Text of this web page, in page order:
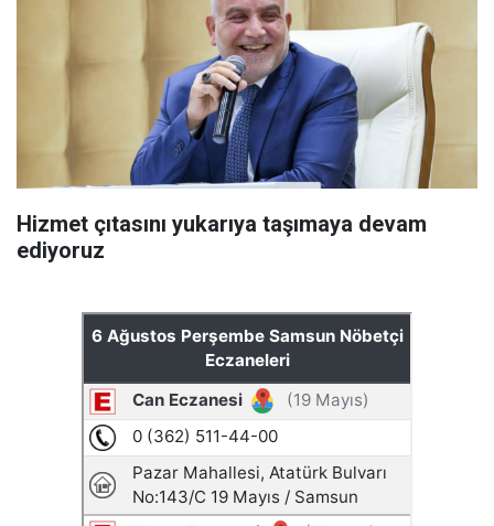
Hizmet çıtasını yukarıya taşımaya devam
ediyoruz